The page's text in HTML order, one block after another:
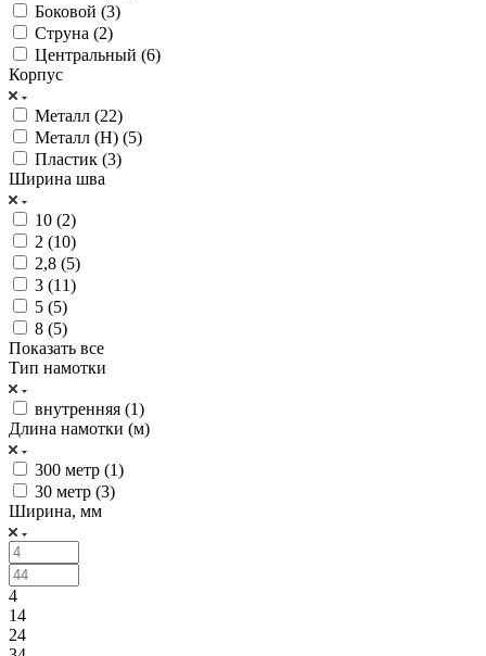
Боковой (3)
Струна (2)
Центральный (6)
Корпус
Металл (22)
Металл (H) (5)
Пластик (3)
Ширина шва
10 (2)
2 (10)
2,8 (5)
3 (11)
5 (5)
8 (5)
Показать все
Тип намотки
внутренняя (1)
Длина намотки (м)
300 метр (1)
30 метр (3)
Ширина, мм
4
14
24